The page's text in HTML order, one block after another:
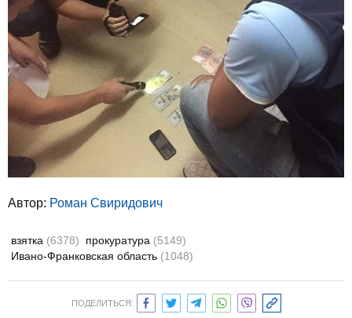
Автор: Роман Свиридович
взятка (6378) прокуратура (5149)
Ивано-Франковская область (1048)
ПОДЕЛИТЬСЯ: